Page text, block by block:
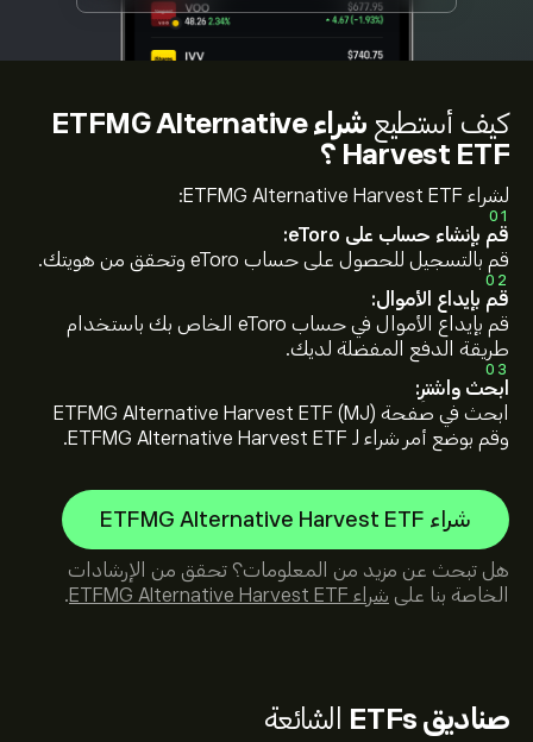
صناديق ETFs الشائعة
كيف أستطيع
شراء ETFMG Alternative
Harvest ETF ؟
لشراء ETFMG Alternative Harvest ETF:
01
قم بإنشاء حساب على eToro:
قم بالتسجيل للحصول على حساب eToro وتحقق من هويتك.
02
قم بإيداع الأموال:
قم بإيداع الأموال في حساب eToro الخاص بك باستخدام
طريقة الدفع المفضلة لديك.
03
ابحث واشترِ:
ابحث في صفحة ETFMG Alternative Harvest ETF (MJ)
وقم بوضع أمر شراء لـ ETFMG Alternative Harvest ETF.
شراء ETFMG Alternative Harvest ETF
هل تبحث عن مزيد من المعلومات؟ تحقق من الإرشادات
الخاصة بنا على شراء ETFMG Alternative Harvest ETF .